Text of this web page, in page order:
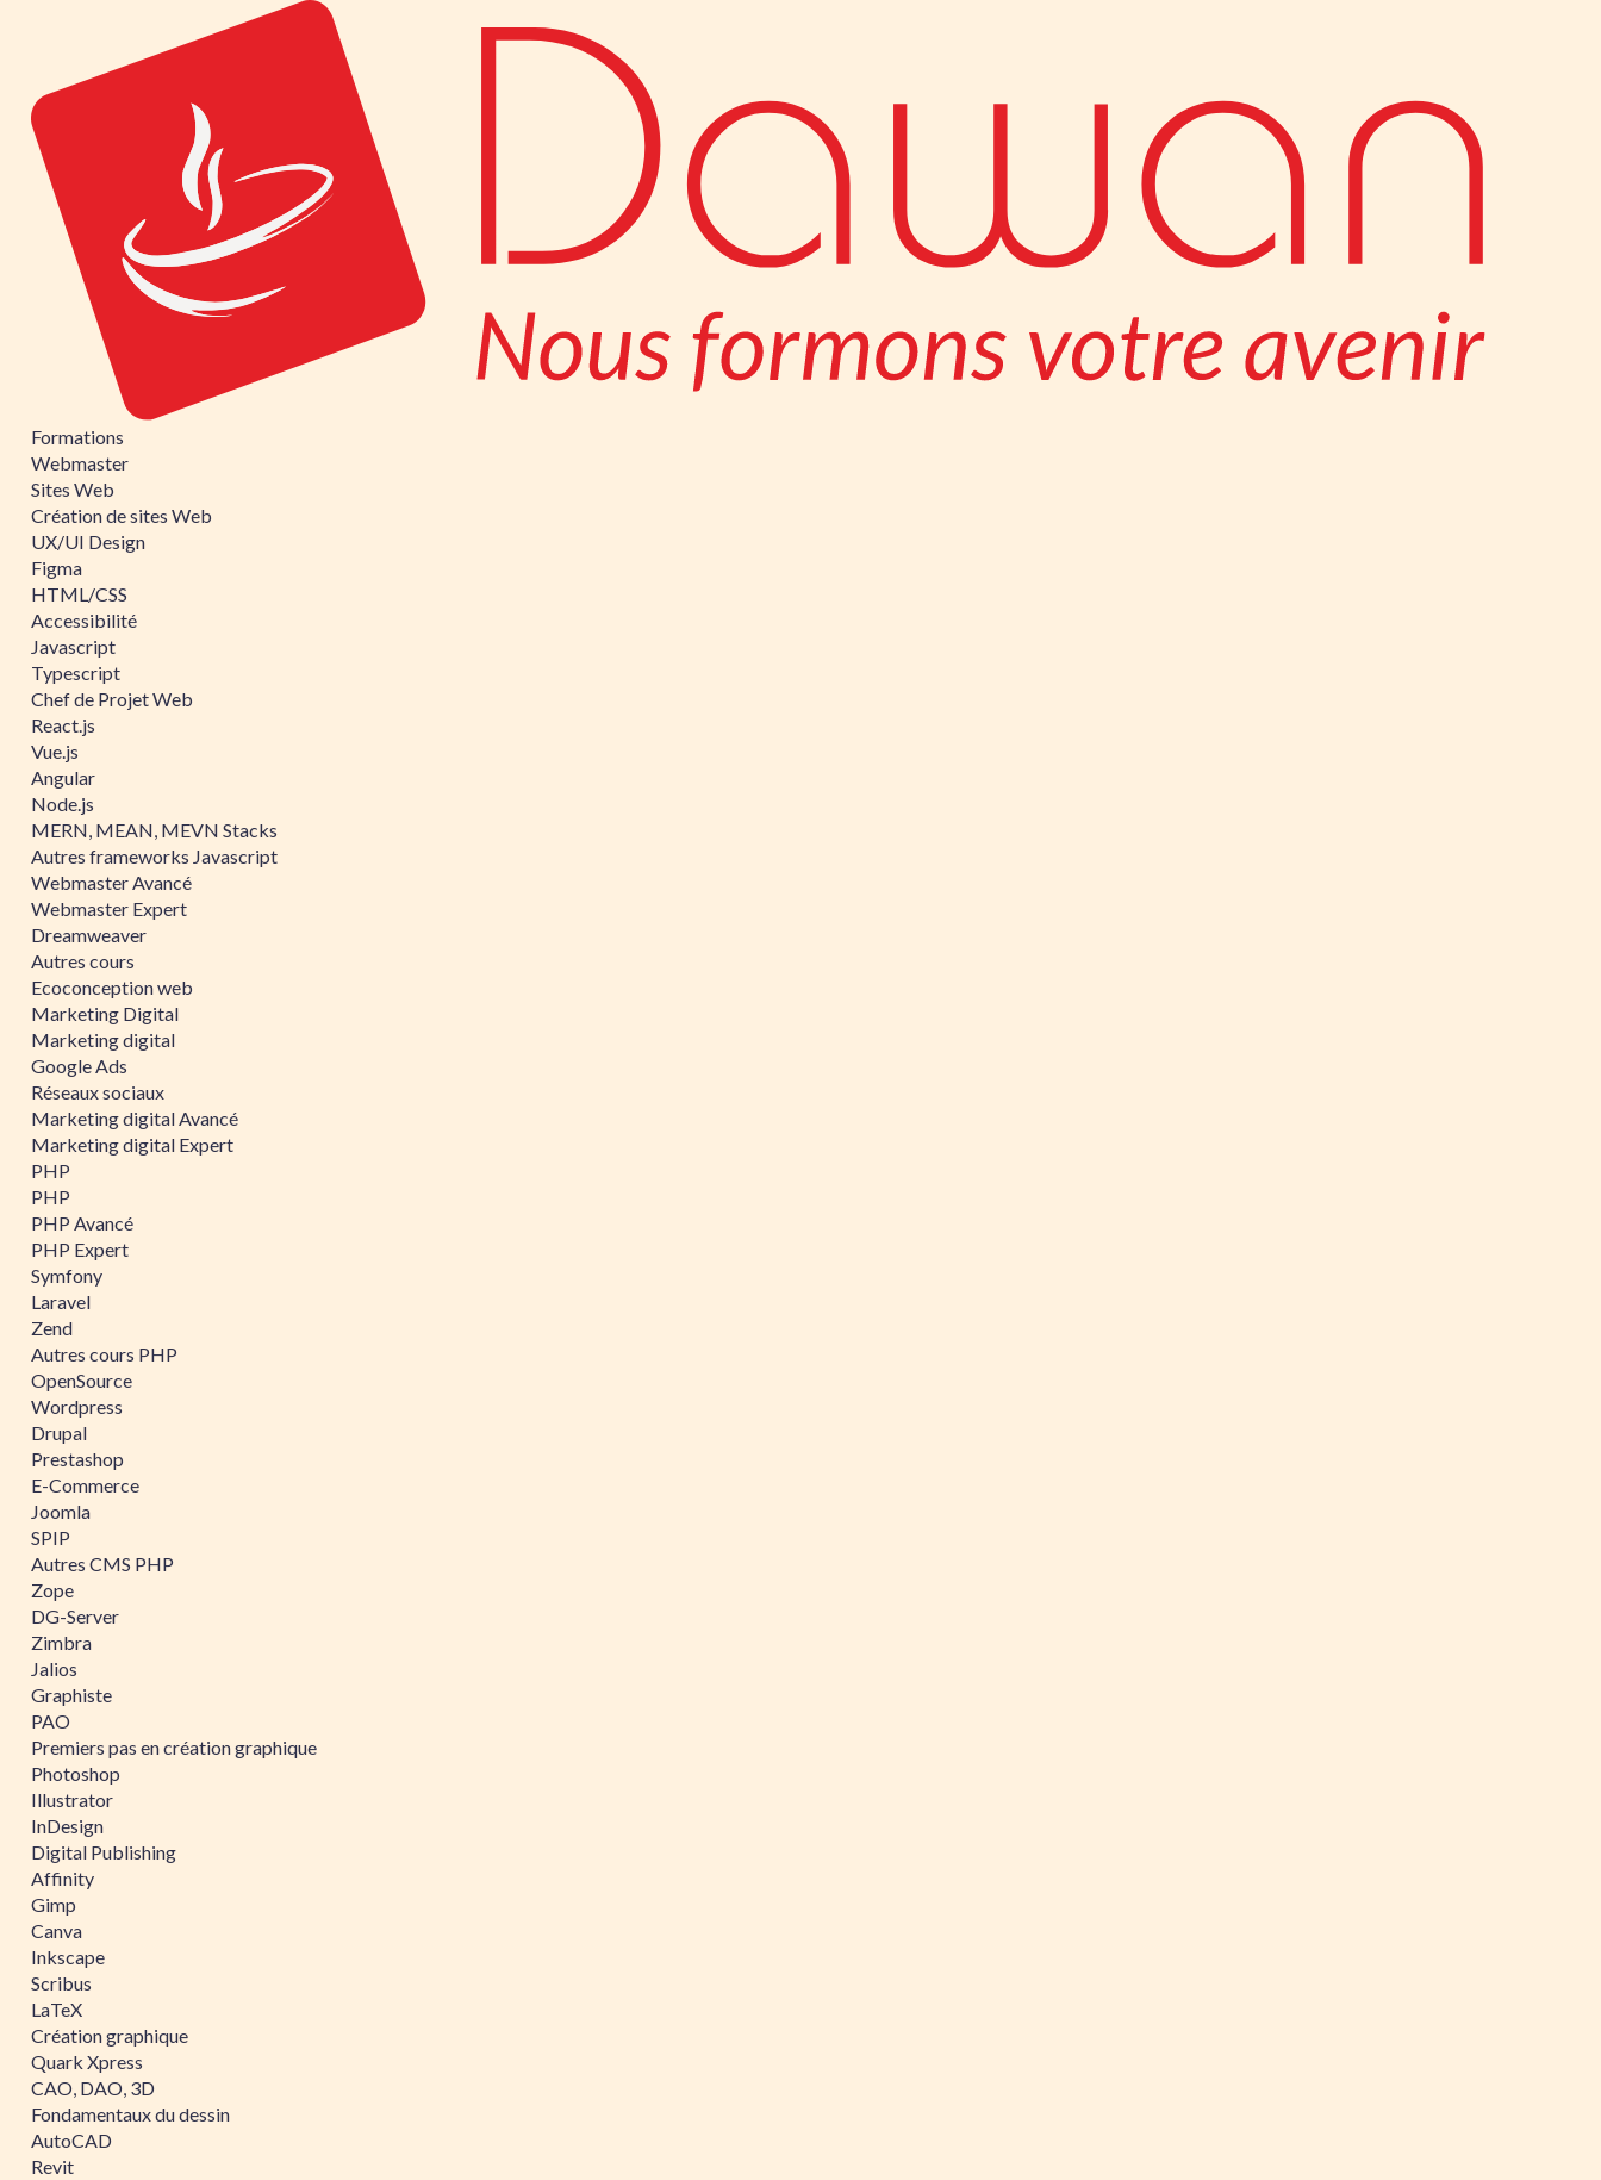
Formations
Webmaster
Sites Web
Création de sites Web
UX/UI Design
Figma
HTML/CSS
Accessibilité
Javascript
Typescript
Chef de Projet Web
React.js
Vue.js
Angular
Node.js
MERN, MEAN, MEVN Stacks
Autres frameworks Javascript
Webmaster Avancé
Webmaster Expert
Dreamweaver
Autres cours
Ecoconception web
Marketing Digital
Marketing digital
Google Ads
Réseaux sociaux
Marketing digital Avancé
Marketing digital Expert
PHP
PHP
PHP Avancé
PHP Expert
Symfony
Laravel
Zend
Autres cours PHP
OpenSource
Wordpress
Drupal
Prestashop
E-Commerce
Joomla
SPIP
Autres CMS PHP
Zope
DG-Server
Zimbra
Jalios
Graphiste
PAO
Premiers pas en création graphique
Photoshop
Illustrator
InDesign
Digital Publishing
Affinity
Gimp
Canva
Inkscape
Scribus
LaTeX
Création graphique
Quark Xpress
CAO, DAO, 3D
Fondamentaux du dessin
AutoCAD
Revit